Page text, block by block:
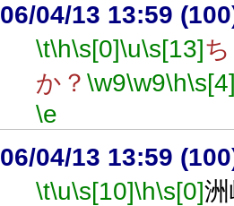
06/04/13 13:59
\t\h\s[0]\u\s[13]
か？ \w9\w9\h
\e
06/04/13 13:59
\t\u\s[10]\h\s[0]